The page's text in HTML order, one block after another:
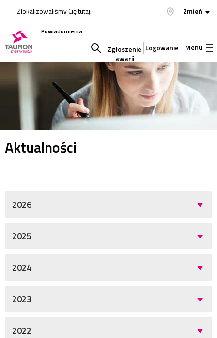
Zlokalizowaliśmy Cię tutaj: Zmień
Powiadomienia
Szukaj
w
serwisie
Zgłoszenie
awarii
Logowanie Menu
Aktualności
2026
2025
2024
2023
2022